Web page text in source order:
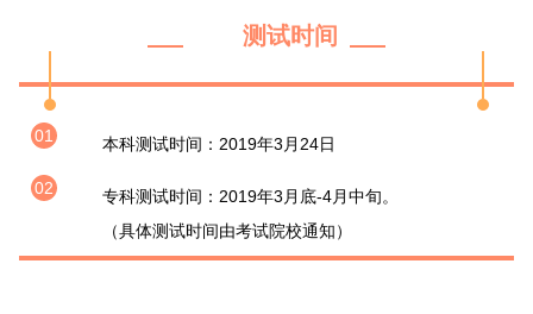
测试时间
01 本科测试时间：2019年3月24日
02
专科测试时间：2019年3月底-4月中旬。
（具体测试时间由考试院校通知）